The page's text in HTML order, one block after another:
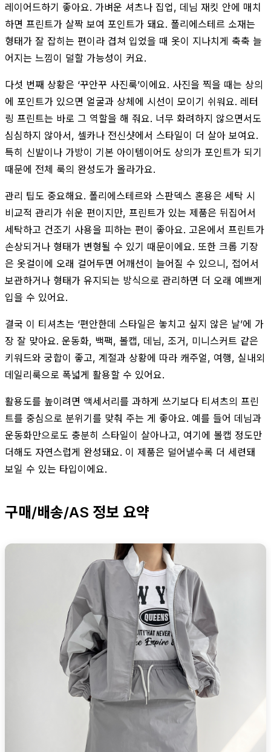
레이어드하기 좋아요. 가벼운 셔츠나 집업, 데님 재킷 안에 매치
하면 프린트가 살짝 보여 포인트가 돼요. 폴리에스테르 소재는
형태가 잘 잡히는 편이라 겹쳐 입었을 때 옷이 지나치게 축축 늘
어지는 느낌이 덜할 가능성이 커요.
다섯 번째 상황은 ‘꾸안꾸 사진룩’이에요. 사진을 찍을 때는 상의
에 포인트가 있으면 얼굴과 상체에 시선이 모이기 쉬워요. 레터
링 프린트는 바로 그 역할을 해 줘요. 너무 화려하지 않으면서도
심심하지 않아서, 셀카나 전신샷에서 스타일이 더 살아 보여요.
특히 신발이나 가방이 기본 아이템이어도 상의가 포인트가 되기
때문에 전체 룩의 완성도가 올라가요.
관리 팁도 중요해요. 폴리에스테르와 스판덱스 혼용은 세탁 시
비교적 관리가 쉬운 편이지만, 프린트가 있는 제품은 뒤집어서
세탁하고 건조기 사용을 피하는 편이 좋아요. 고온에서 프린트가
손상되거나 형태가 변형될 수 있기 때문이에요. 또한 크롭 기장
은 옷걸이에 오래 걸어두면 어깨선이 늘어질 수 있으니, 접어서
보관하거나 형태가 유지되는 방식으로 관리하면 더 오래 예쁘게
입을 수 있어요.
결국 이 티셔츠는 ‘편안한데 스타일은 놓치고 싶지 않은 날’에 가
장 잘 맞아요. 운동화, 백팩, 볼캡, 데님, 조거, 미니스커트 같은
키워드와 궁합이 좋고, 계절과 상황에 따라 캐주얼, 여행, 실내외
데일리룩으로 폭넓게 활용할 수 있어요.
활용도를 높이려면 액세서리를 과하게 쓰기보다 티셔츠의 프린
트를 중심으로 분위기를 맞춰 주는 게 좋아요. 예를 들어 데님과
운동화만으로도 충분히 스타일이 살아나고, 여기에 볼캡 정도만
더해도 자연스럽게 완성돼요. 이 제품은 덜어낼수록 더 세련돼
보일 수 있는 타입이에요.
구매/배송/AS 정보 요약